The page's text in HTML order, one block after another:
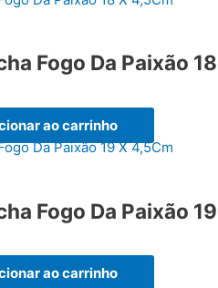
Fogo Da Paixão
ao carrinho
Fogo Da Paixão
ao carrinho